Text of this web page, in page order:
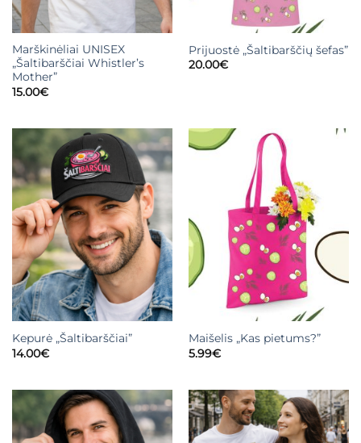
Marškinėliai UNISEX
„Šaltibarščiai Whistler’s
Mother”
15.00€
Prijuostė „Šaltibarščių šefas”
20.00€
Kepurė „Šaltibarščiai”
14.00€
Maišelis „Kas pietums?”
5.99€